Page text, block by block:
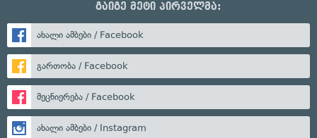
გაიგე მეტი პირველმა:
ახალი ამბები / Facebook
გართობა / Facebook
მეცნიერება / Facebook
ახალი ამბები / Instagram